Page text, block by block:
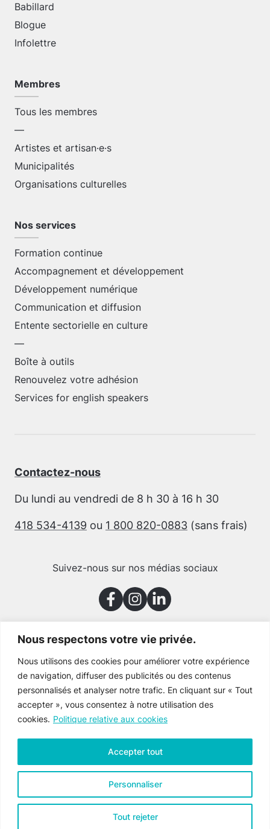
Nous respectons votre vie privée.
Nous utilisons des cookies pour améliorer votre expérience
de navigation, diffuser des publicités ou des contenus
personnalisés et analyser notre trafic. En cliquant sur « Tout
accepter », vous consentez à notre utilisation des
cookies. Politique relative aux cookies
Personnaliser
Tout rejeter
Accepter tout
Babillard
Blogue
Infolettre
Membres
Tous les membres
—
Artistes et artisan·e·s
Municipalités
Organisations culturelles
Nos services
Formation continue
Accompagnement et développement
Développement numérique
Communication et diffusion
Entente sectorielle en culture
—
Boîte à outils
Renouvelez votre adhésion
Services for english speakers
Contactez-nous
Du lundi au vendredi de 8 h 30 à 16 h 30
418 534-4139 ou 1 800 820-0883 (sans frais)
Suivez-nous sur nos médias sociaux
Merci à nos partenaires
Culture Gaspésie © 2026 Tous droits réservés